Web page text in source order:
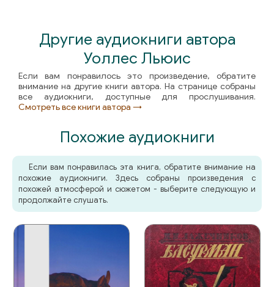
05_10
05_12
05_13
05_14
05_16
06_01
06_04
Другие аудиокниги автора
Уоллес Льюис
Если вам понравилось это произведение, обратите
внимание на другие книги автора. На странице собраны
все аудиокниги, доступные для прослушивания.
Смотреть все книги автора →
Похожие аудиокниги
Если вам понравилась эта книга, обратите внимание на
похожие аудиокниги. Здесь собраны произведения с
похожей атмосферой и сюжетом - выберите следующую и
продолжайте слушать.